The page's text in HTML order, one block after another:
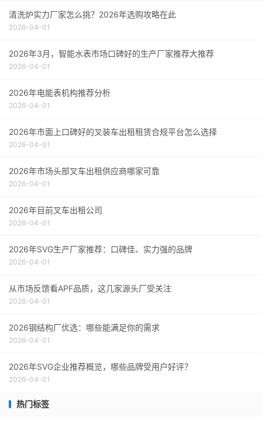
清洗炉实力厂家怎么挑？2026年选购攻略在此
2026-04-01
2026年3月，智能水表市场口碑好的生产厂家推荐大推荐
2026-04-01
2026年电能表机构推荐分析
2026-04-01
2026年市面上口碑好的叉装车出租租赁合规平台怎么选择
2026-04-01
2026年市场头部叉车出租供应商哪家可靠
2026-04-01
2026年目前叉车出租公司
2026-04-01
2026年SVG生产厂家推荐：口碑佳、实力强的品牌
2026-04-01
从市场反馈看APF品质，这几家源头厂受关注
2026-04-01
2026钢结构厂优选：哪些能满足你的需求
2026-04-01
2026年SVG企业推荐概览，哪些品牌受用户好评？
2026-04-01
热门标签